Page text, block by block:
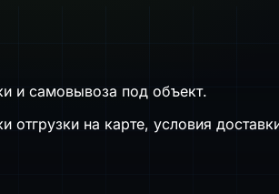
и самовывоза под объект.
на карте, условия